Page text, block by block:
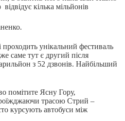
кілька мільйонів
проходить унікальний фестиваль
саме тут є другий після
з 52 дзвонів. Найбільший
помітите Ясну Гору,
трасою Стрий –
курсують автобуси між